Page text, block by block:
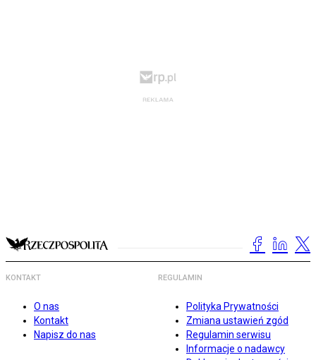
KONTAKT
O nas
Kontakt
Napisz do nas
REGULAMIN
Polityka Prywatności
Zmiana ustawień zgód
Regulamin serwisu
Informacje o nadawcy